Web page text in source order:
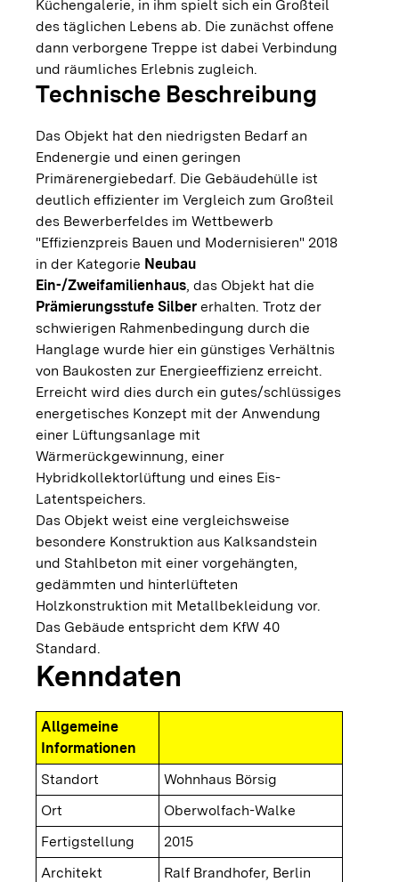
Küchengalerie, in ihm spielt sich ein Großteil
des täglichen Lebens ab. Die zunächst offene
dann verborgene Treppe ist dabei Verbindung
und räumliches Erlebnis zugleich.
Technische Beschreibung
Das Objekt hat den niedrigsten Bedarf an
Endenergie und einen geringen
Primärenergiebedarf. Die Gebäudehülle ist
deutlich effizienter im Vergleich zum Großteil
des Bewerberfeldes im Wettbewerb
"Effizienzpreis Bauen und Modernisieren" 2018
in der Kategorie Neubau
Ein-/Zweifamilienhaus, das Objekt hat die
Prämierungsstufe Silber erhalten. Trotz der
schwierigen Rahmenbedingung durch die
Hanglage wurde hier ein günstiges Verhältnis
von Baukosten zur Energieeffizienz erreicht.
Erreicht wird dies durch ein gutes/schlüssiges
energetisches Konzept mit der Anwendung
einer Lüftungsanlage mit
Wärmerückgewinnung, einer
Hybridkollektorlüftung und eines Eis-
Latentspeichers.
Das Objekt weist eine vergleichsweise
besondere Konstruktion aus Kalksandstein
und Stahlbeton mit einer vorgehängten,
gedämmten und hinterlüfteten
Holzkonstruktion mit Metallbekleidung vor.
Das Gebäude entspricht dem KfW 40
Standard.
Kenndaten
Allgemeine
Informationen
Standort
Wohnhaus Börsig
Ort
Oberwolfach-Walke
Fertigstellung
2015
Architekt
Ralf Brandhofer, Berlin